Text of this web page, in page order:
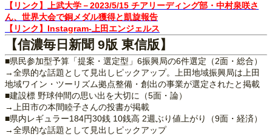
【リンク】上武大学－2023/5/15 チアリーディング部・中村泉咲さ
ん、世界大会で銅メダル獲得と凱旋報告
【リンク】Instagram‐上田エンジェルス
【信濃毎日新聞 9版 東信版】
■県民参加型予算「提案・選定型」6振興局の6件選定（2面・総合）
→全県的な話題として見出しピックアップ。上田地域振興局は上田
地域ワイン・ツーリズム拠点整備・創出の事業が選定されたと掲載
■建設標 野球仲間の思い出を大切に（5面・論）
→上田市の本間睦子さんの投書が掲載
■県内レギュラー184円30銭 10銭高 2週ぶり値上がり（9面・経済）
→全県的な話題として見出しピックアップ